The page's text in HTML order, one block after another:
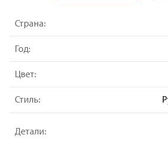
Страна:
Год:
Цвет:
Стиль:
Детали: